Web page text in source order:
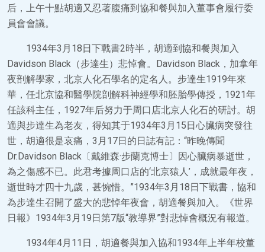
后，上午十點胡適又忍著腹痛到協和餐與加入董事會履行委
員會會議。
1934年3月18日下戰書2時半，胡適到協和餐與加入
Davidson Black（步達生）悲悼會。Davidson Black，加拿年
夜剖解學家，北京人化石學名的定名人。步達生1919年來
華，任北京協和醫學院剖解科神經學和胚胎學傳授，1921年
任該科主任，1927年后努力于周口店北京人化石的研討。胡
適與步達生為老友，得知其于1934年3月15日心臟病突發往
世，胡適很是哀痛，3月17日的日誌有記：“昨晚傳聞
Dr.Davidson Black〔戴維森·步蘭克博士〕因心臟病暴逝世，
為之傷感不已。此君考據周口店的‘北京猿人’，成就最年夜，
逝世時才四十九歲，甚惋惜。”1934年3月18日下戰書，協和
為步達生召開了盛大的悲悼年夜會，胡適餐與加入。《世界
日報》1934年3月19日第7版“教導界”對悲悼會概況有報道。
1934年4月11日，胡適餐與加入協和1934年上半年校董